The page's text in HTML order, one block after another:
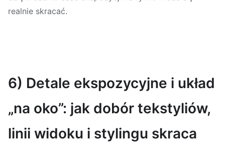
realnie skracać.
6) Detale ekspozycyjne i układ
„na oko”: jak dobór tekstyliów,
linii widoku i stylingu skraca